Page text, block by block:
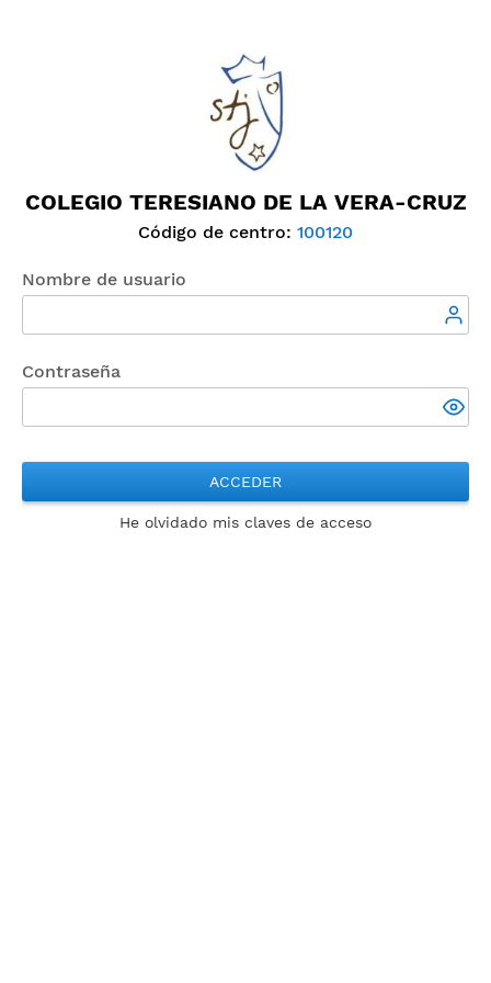
COLEGIO TERESIANO DE LA VERA-CRUZ
Código de centro: 100120
Nombre de usuario
Contraseña
ACCEDER
He olvidado mis claves de acceso